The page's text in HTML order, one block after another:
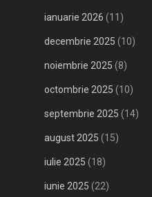
ianuarie 2026 (11)
decembrie 2025 (10)
noiembrie 2025 (8)
octombrie 2025 (10)
septembrie 2025 (14)
august 2025 (15)
iulie 2025 (18)
iunie 2025 (22)